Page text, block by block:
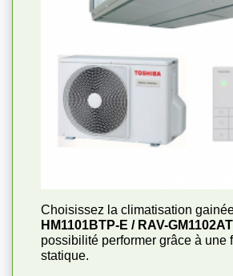
Choisissez la climatisation
HM1101BTP-E / RAV-
possibilité performer grâce à une
statique.